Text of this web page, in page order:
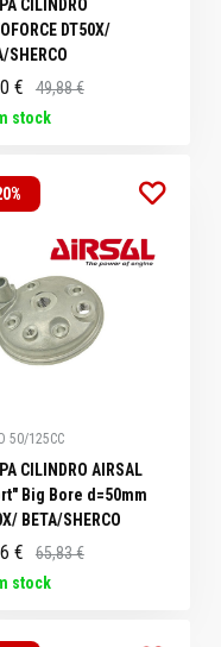
CILINDRO
DT50X/
SHERCO
€
49,88 €
stock
50/125CC
CILINDRO AIRSAL
Big Bore d=50mm
BETA/SHERCO
€
65,83 €
stock